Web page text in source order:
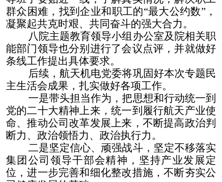
群众困难，找到企业和职工的“最大公约数”，
凝聚起共克时艰、共同奋斗的强大合力。
八院主题教育领导小组办公室及院相关职
能部门领导也分别进行了会议点评，并就做好
条线工作提出具体要求。
后续，航天机电党委将巩固好本次专题民
主生活会成果，扎实做好各项工作。
一是带头担当作为，把思想和行动统一到
党的二十大精神上来，统一到履行航天产业使
命、推动公司改革发展上来，不断提高政治判
断力、政治领悟力、政治执行力。
二是坚定信心、顽强战斗，坚定不移落实
集团公司领导干部会精神，坚持产业发展定
位，进一步完善和细化整改措施，不断夯实公